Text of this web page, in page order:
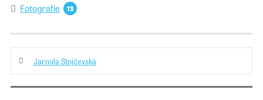
Fotografie 13
Jarmila Stojčevská